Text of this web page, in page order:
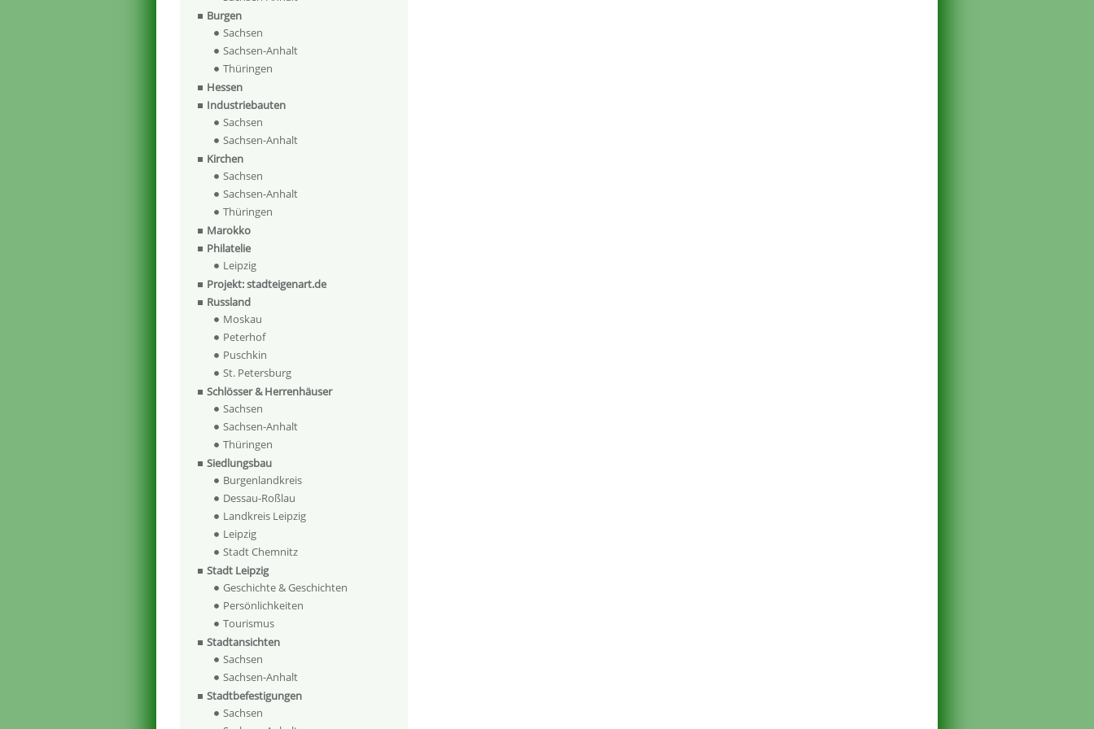
Burgen
Sachsen
Sachsen-Anhalt
Thüringen
Hessen
Industriebauten
Sachsen
Sachsen-Anhalt
Kirchen
Sachsen
Sachsen-Anhalt
Thüringen
Marokko
Philatelie
Leipzig
Projekt: stadteigenart.de
Russland
Moskau
Peterhof
Puschkin
St. Petersburg
Schlösser & Herrenhäuser
Sachsen
Sachsen-Anhalt
Thüringen
Siedlungsbau
Burgenlandkreis
Dessau-Roßlau
Landkreis Leipzig
Leipzig
Stadt Chemnitz
Stadt Leipzig
Geschichte & Geschichten
Persönlichkeiten
Tourismus
Stadtansichten
Sachsen
Sachsen-Anhalt
Stadtbefestigungen
Sachsen